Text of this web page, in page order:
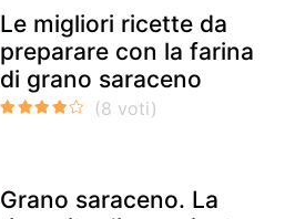
Le migliori ricette da
preparare con la farina
di grano saraceno
Grano saraceno. La